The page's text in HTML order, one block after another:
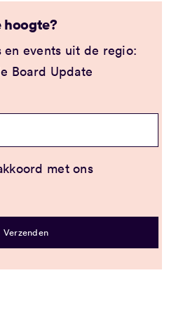
events uit de regio:
Board Update
met ons
Verzenden